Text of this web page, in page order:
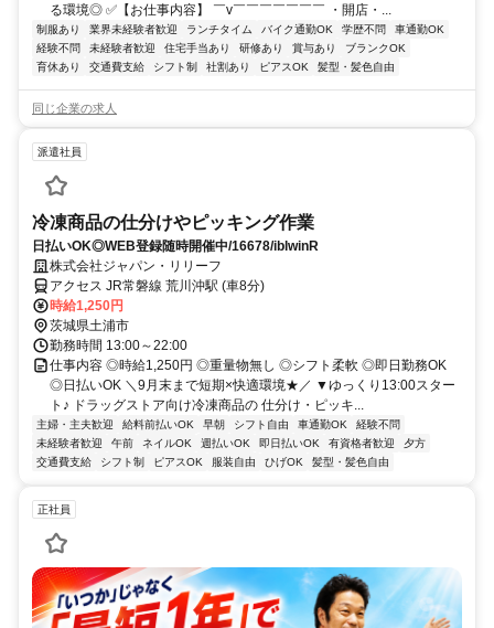
る環境◎ ✅【お仕事内容】 ￣v￣￣￣￣￣￣￣ ・開店・...
制服あり 業界未経験者歓迎 ランチタイム バイク通勤OK 学歴不問
車通勤OK
経験不問
未経験者歓迎 住宅手当あり 研修あり 賞与あり
ブランクOK
育休あり
交通費支給 シフト制 社割あり ピアスOK 髪型・髪色自由
同じ企業の求人
派遣社員
冷凍商品の仕分けやピッキング作業
日払いOK◎WEB登録随時開催中/16678/iblwinR
株式会社ジャパン・リリーフ
アクセス JR常磐線 荒川沖駅 (車8分)
時給1,250円
茨城県土浦市
勤務時間 13:00～22:00
仕事内容 ◎時給1,250円 ◎重量物無し ◎シフト柔軟 ◎即日勤務OK
◎日払いOK ＼9月末まで短期×快適環境★／ ▼ゆっくり13:00スター
ト♪ ドラッグストア向け冷凍商品の 仕分け・ピッキ...
主婦・主夫歓迎 給料前払いOK 早朝 シフト自由 車通勤OK
経験不問
未経験者歓迎
午前 ネイルOK 週払いOK 即日払いOK 有資格者歓迎
夕方
交通費支給
シフト制 ピアスOK 服装自由 ひげOK 髪型・髪色自由
正社員